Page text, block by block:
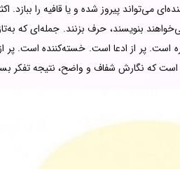
پیروز شده و یا قافیه را ببازد.
می‌خواهند بنویسند، حرف بزنند. جمله‌ای
پر از ادعا است. خسته‌کننده است.
است که نگارش شفاف و واضح، نتیجه تفکر